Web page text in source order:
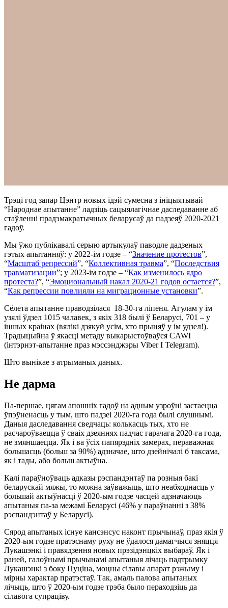
Трэці год запар Цэнтр новых ідэй сумесна з ініцыятывай
“Народнае апытанне” ладзіць сацыялагічнае даследаванне аб
стаўленні прадэмакратычных беларусаў да падзеяў 2020-2021
гадоў.
Мы ўжо публікавалі серыю артыкулаў паводле дадзеных
гэтых апытанняў: у 2022-ім годзе – “Значение протестов”,
“Масштаб репрессий”, “Коллективная травма”, “Последствия
травматизации”; у 2023-ім годзе – “Как изменилось ядро
протеста?”, “Эмоциональный накал 2020-21 годов остается?”,
“Как репрессии повлияли на миграционные установки”.
Сёлета апытанне праводзілася 18-30-га ліпеня. Агулам у ім
узялі ўдзел 1015 чалавек, з якіх 318 былі ў Беларусі, 701 – у
іншых краінах (вялікі дзякуй усім, хто прыняў у ім удзел!).
Традыцыйна ў якасці метаду выкарыстоўваўся CAWI
(інтэрнэт-апытанне праз мэссэнджэры Viber I Telegram).
Што вынікае з атрыманых даных.
Не дарма
Па-першае, цягам апошніх гадоў на адным узроўні застаецца
ўпэўненасць у тым, што падзеі 2020-га года былі слушнымі.
Даныя даследавання сведчаць: колькасць тых, хто не
расчароўваецца ў сваіх дзеяннях падчас гарачага 2020-га года,
не змяншаецца. Як і ва ўсіх папярэдніх замерах, пераважная
большасць (больш за 90%) адзначае, што дзейнічалі б таксама,
як і тады, або больш актыўна.
Калі параўноўваць адказы рэспандэнтаў па розныя бакі
беларускай мяжы, то можна заўважыць, што неабходнасць у
большай актыўнасці ў 2020-ым годзе часцей адзначаюць
апытаныя па-за межамі Беларусі (46% у параўнанні з 38%
рэспандэнтаў у Беларусі).
Сярод апытаных існуе кансэнсус наконт прычынаў, праз якія ў
2020-ым годзе пратэснаму руху не ўдалося дамагчыся зняцця
Лукашэнкі і правядзення новых прэзідэнцкіх выбараў. Як і
раней, галоўнымі прычынамі апытаныя лічаць падтрымку
Лукашэнкі з боку Пуціна, моцны сілавы апарат рэжыму і
мірны характар пратэстаў. Так, амаль палова апытаных
лічыць, што ў 2020-ым годзе трэба было пераходзіць да
сілавога супраціву.